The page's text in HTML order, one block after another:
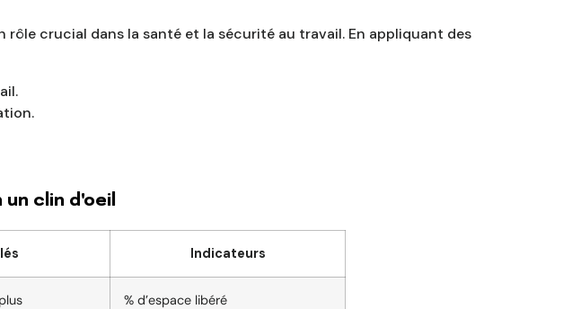
rôle crucial dans la santé et la sécurité au travail. En appliquant des
un clin d'oeil
Indicateurs
% d’espace libéré